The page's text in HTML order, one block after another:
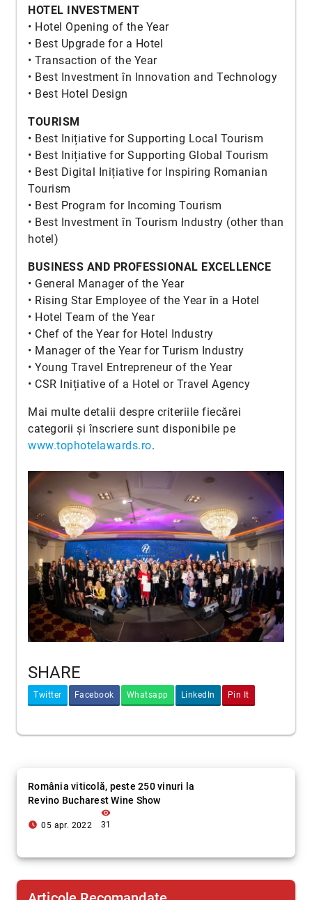
HOTEL INVESTMENT
• Hotel Opening of the Year
• Best Upgrade for a Hotel
• Transaction of the Year
• Best Investment în Innovation and Technology
• Best Hotel Design
TOURISM
• Best Inițiative for Supporting Local Tourism
• Best Inițiative for Supporting Global Tourism
• Best Digital Inițiative for Inspiring Romanian
Tourism
• Best Program for Incoming Tourism
• Best Investment în Tourism Industry (other than
hotel)
BUSINESS AND PROFESSIONAL EXCELLENCE
• General Manager of the Year
• Rising Star Employee of the Year în a Hotel
• Hotel Team of the Year
• Chef of the Year for Hotel Industry
• Manager of the Year for Turism Industry
• Young Travel Entrepreneur of the Year
• CSR Inițiative of a Hotel or Travel Agency
Mai multe detalii despre criteriile fiecărei
categorii și înscriere sunt disponibile pe
www.tophotelawards.ro.
SHARE
Twitter Facebook Whatsapp LinkedIn Pin It
România viticolă, peste 250 vinuri la
Revino Bucharest Wine Show
access_time_filled 05 apr. 2022
visibility
31